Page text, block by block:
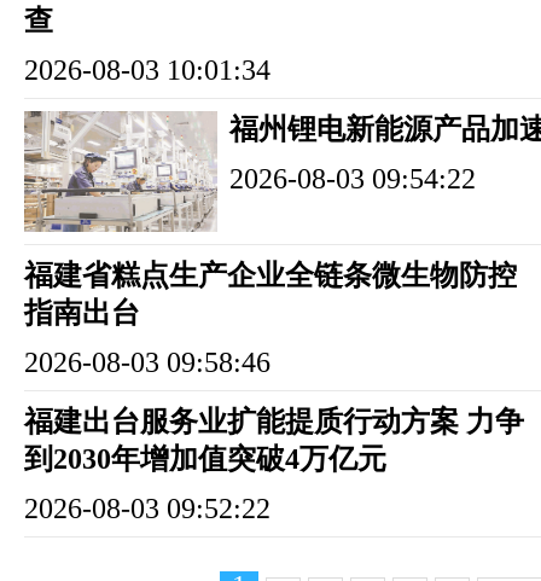
查
2026-08-03 10:01:34
福州锂电新能源产品加
2026-08-03 09:54:22
福建省糕点生产企业全链条微生物防控
指南出台
2026-08-03 09:58:46
福建出台服务业扩能提质行动方案 力争
到2030年增加值突破4万亿元
2026-08-03 09:52:22